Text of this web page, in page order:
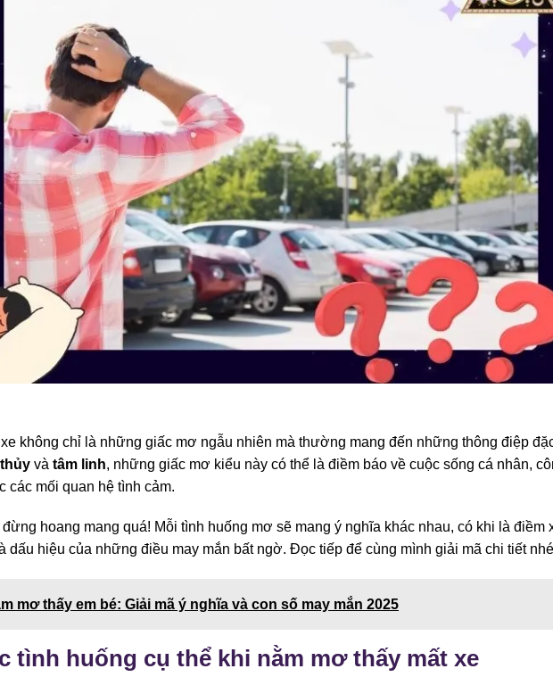
không chỉ là những giấc mơ ngẫu nhiên mà thường mang đến những thông điệp
và tâm linh, những giấc mơ kiểu này có thể là điềm báo về cuộc sống cá nhân,
các mối quan hệ tình cảm.
hoang mang quá! Mỗi tình huống mơ sẽ mang ý nghĩa khác nhau, có khi là điềm
dấu hiệu của những điều may mắn bất ngờ. Đọc tiếp để cùng mình giải mã chi tiết
mơ thấy em bé: Giải mã ý nghĩa và con số may mắn 2025
tình huống cụ thể khi nằm mơ thấy mất xe